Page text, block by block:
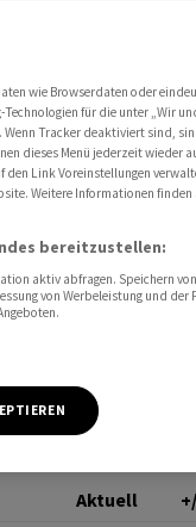
Aktuell
wie Browserdaten oder
für die unter „Wir
Tracker deaktiviert sind,
dieses Menü jederzeit wieder
Link Voreinstellungen
Weitere Informationen finden
bereitzustellen:
aktiv abfragen. Speichern
von Werbeleistung und der